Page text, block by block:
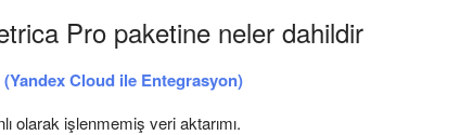
Pro paketine neler dahildir
Cloud ile Entegrasyon)
olarak işlenmemiş veri aktarımı.